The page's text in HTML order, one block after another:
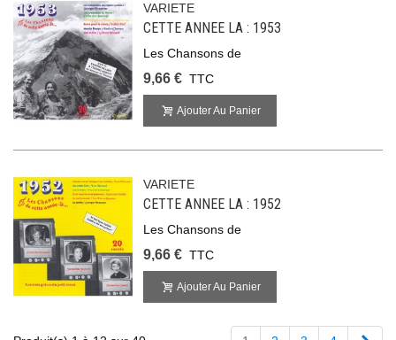
VARIETE
CETTE ANNEE LA : 1953
Les Chansons de
9,66 € TTC
Ajouter Au Panier
VARIETE
CETTE ANNEE LA : 1952
Les Chansons de
9,66 € TTC
Ajouter Au Panier